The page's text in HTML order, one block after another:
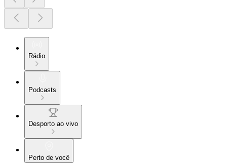
Rádio
Podcasts
Desporto ao vivo
Perto de você